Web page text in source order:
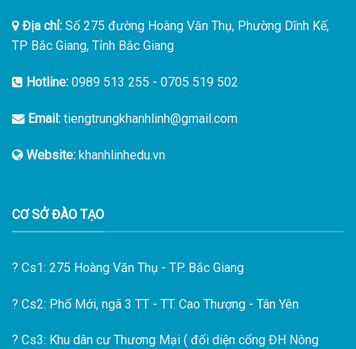
Địa chỉ: Số 275 đường Hoàng Văn Thụ, Phường Dĩnh Kế,
TP Bắc Giang, Tỉnh Bắc Giang
Hotline: 0989 513 255 - 0705 519 502
Email: tiengtrungkhanhlinh@gmail.com
Website: khanhlinhedu.vn
CƠ SỞ ĐÀO TẠO
? Cs1: 275 Hoàng Văn Thụ - TP. Bắc Giang
? Cs2: Phố Mới, ngã 3 TT - TT. Cao Thượng - Tân Yên
? Cs3: Khu dân cư Thương Mại ( đối diện cổng ĐH Nông